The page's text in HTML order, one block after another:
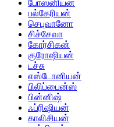
போஸ்னியன்
பல்கேரியன்
செபுவானோ
சிச்சேவா
கோர்சிகன்
குரோஷியன்
டச்சு
எஸ்டோனியன்
பிலிப்பைன்ஸ்
பின்னிஷ்
ஃப்ரிஷியன்
காலிசியன்